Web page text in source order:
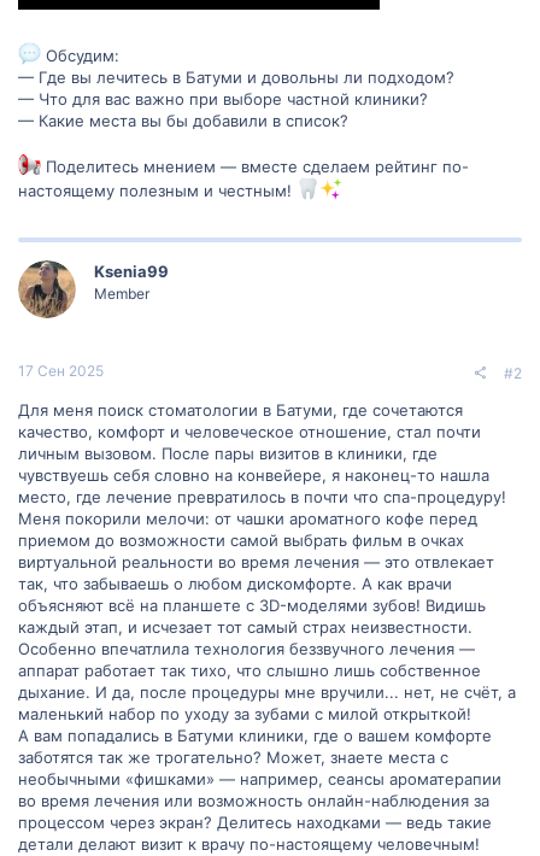
Обсудим:
— Где вы лечитесь в Батуми и довольны ли подходом?
— Что для вас важно при выборе частной клиники?
— Какие места вы бы добавили в список?
Поделитесь мнением — вместе сделаем рейтинг по-
настоящему полезным и честным!
Ksenia99
Member
17 Сен 2025 #2
Для меня поиск стоматологии в Батуми, где сочетаются
качество, комфорт и человеческое отношение, стал почти
личным вызовом. После пары визитов в клиники, где
чувствуешь себя словно на конвейере, я наконец-то нашла
место, где лечение превратилось в почти что спа-процедуру!
Меня покорили мелочи: от чашки ароматного кофе перед
приемом до возможности самой выбрать фильм в очках
виртуальной реальности во время лечения — это отвлекает
так, что забываешь о любом дискомфорте. А как врачи
объясняют всё на планшете с 3D-моделями зубов! Видишь
каждый этап, и исчезает тот самый страх неизвестности.
Особенно впечатлила технология беззвучного лечения —
аппарат работает так тихо, что слышно лишь собственное
дыхание. И да, после процедуры мне вручили... нет, не счёт, а
маленький набор по уходу за зубами с милой открыткой!
А вам попадались в Батуми клиники, где о вашем комфорте
заботятся так же трогательно? Может, знаете места с
необычными «фишками» — например, сеансы ароматерапии
во время лечения или возможность онлайн-наблюдения за
процессом через экран? Делитесь находками — ведь такие
детали делают визит к врачу по-настоящему человечным!